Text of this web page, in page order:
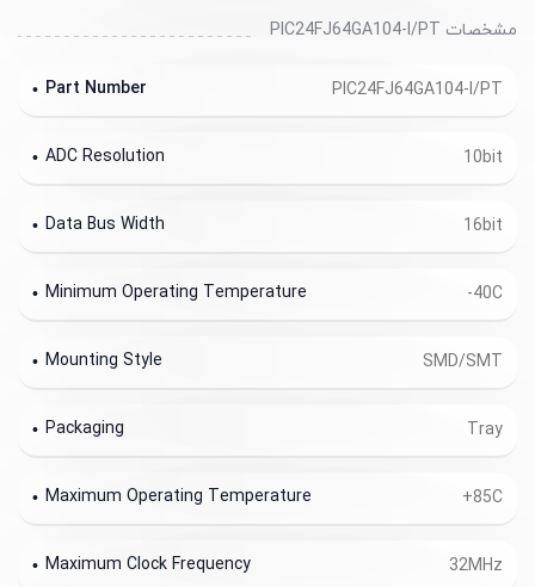
مشخصات PIC24FJ64GA104-I/PT
PIC24FJ64GA104-I/PT
Part Number
10bit
ADC Resolution
16bit
Data Bus Width
-40C
Minimum Operating Temperature
SMD/SMT
Mounting Style
Tray
Packaging
+85C
Maximum Operating Temperature
32MHz
Maximum Clock Frequency